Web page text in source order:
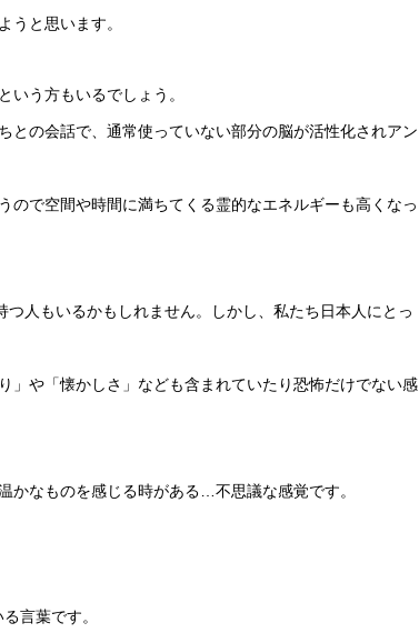
うと思います。
いう方もいるでしょう。
との会話で、通常使っていない部分の脳が活性化されアン
ので空間や時間に満ちてくる霊的なエネルギーも高くなっ
人もいるかもしれません。しかし、私たち日本人にとっ
」や「懐かしさ」なども含まれていたり恐怖だけでない感
かなものを感じる時がある…不思議な感覚です。
言葉です。